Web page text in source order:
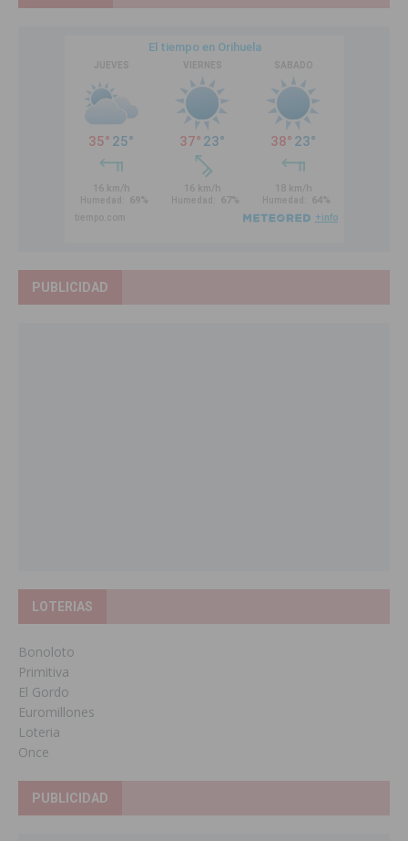
PUBLICIDAD
LOTERIAS
Bonoloto
Primitiva
El Gordo
Euromillones
Loteria
Once
PUBLICIDAD